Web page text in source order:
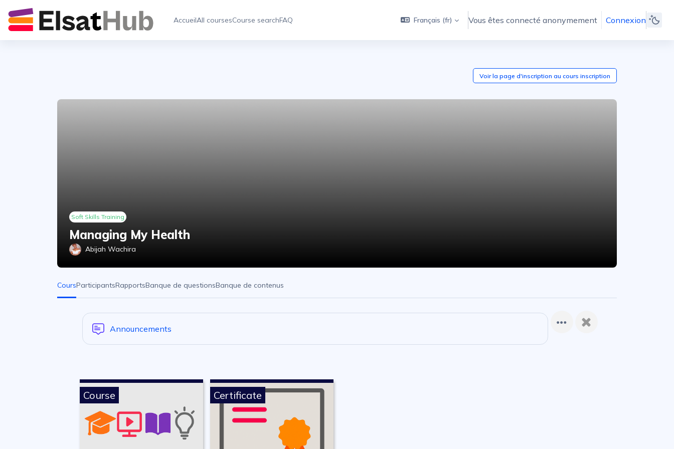
Passer au contenu principal
AccueilAll coursesCourse searchFAQ Français ‎(fr)‎ Vous êtes connecté anonymement Connexion
Voir la page d'inscription au cours inscription
Soft Skills Training
Managing My Health
Abijah Wachira
CoursParticipantsRapportsBanque de questionsBanque de contenus
Announcements
Course Certificate